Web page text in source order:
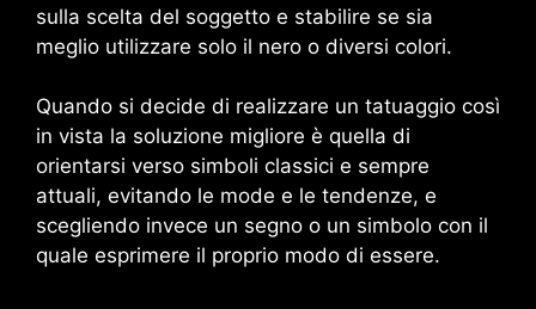
sulla scelta del soggetto e stabilire se sia
meglio utilizzare solo il nero o diversi colori.
Quando si decide di realizzare un tatuaggio così
in vista la soluzione migliore è quella di
orientarsi verso simboli classici e sempre
attuali, evitando le mode e le tendenze, e
scegliendo invece un segno o un simbolo con il
quale esprimere il proprio modo di essere.